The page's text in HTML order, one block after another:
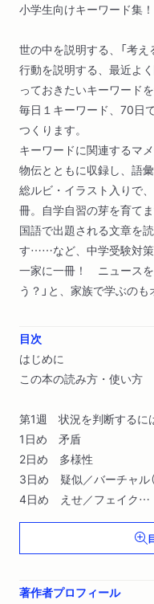
小学生向けキーワード集！
世の中を説明する、「考
行動を説明する、最近よ
っておきたいキーワード
毎日１キーワード、70日で
つくります。
キーワードに関連するマ
物伝とともに収録し、語
総ルビ・イラスト入りで
冊。自学自習の芽を育てま
国語で出題される文章を
す……など、中学受験対策
一家に一冊！ ニュースを
う？」と、家族で学ぶのも
目次
はじめに
この本の読み方・使い方
第1週 状況を判断するに
1日め 矛盾
2日め 多様性
3日め 疑似／バーチャル（
4日め えせ／フェイク
5日め カテゴリー（範疇）
7日め 保守／ラディカル（
著作者プロフィール